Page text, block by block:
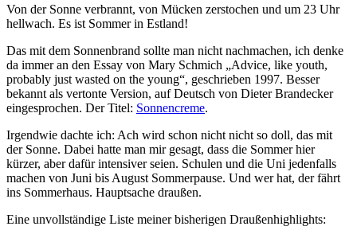
Von der Sonne verbrannt, von Mücken zerstochen und um 23 Uhr
hellwach. Es ist Sommer in Estland!
Das mit dem Sonnenbrand sollte man nicht nachmachen, ich denke
da immer an den Essay von Mary Schmich „Advice, like youth,
probably just wasted on the young“, geschrieben 1997. Besser
bekannt als vertonte Version, auf Deutsch von Dieter Brandecker
eingesprochen. Der Titel: Sonnencreme.
Irgendwie dachte ich: Ach wird schon nicht nicht so doll, das mit
der Sonne. Dabei hatte man mir gesagt, dass die Sommer hier
kürzer, aber dafür intensiver seien. Schulen und die Uni jedenfalls
machen von Juni bis August Sommerpause. Und wer hat, der fährt
ins Sommerhaus. Hauptsache draußen.
Eine unvollständige Liste meiner bisherigen Draußenhighlights: